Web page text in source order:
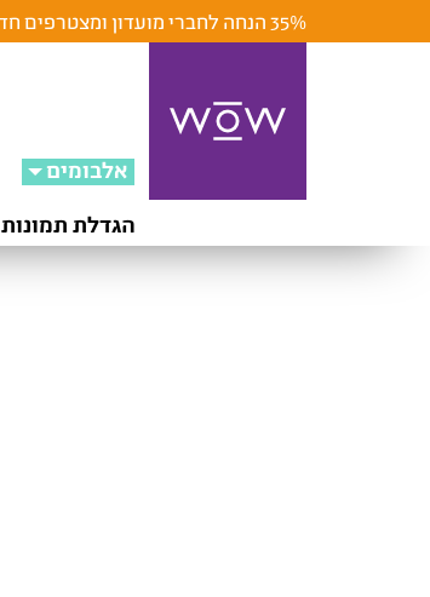
35% הנחה לחברי מועדון ומצטרפים חדשים |
אלבומים
הגדלת תמונות